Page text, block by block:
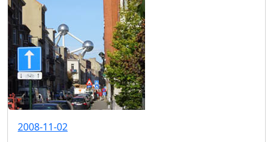
2008-11-02